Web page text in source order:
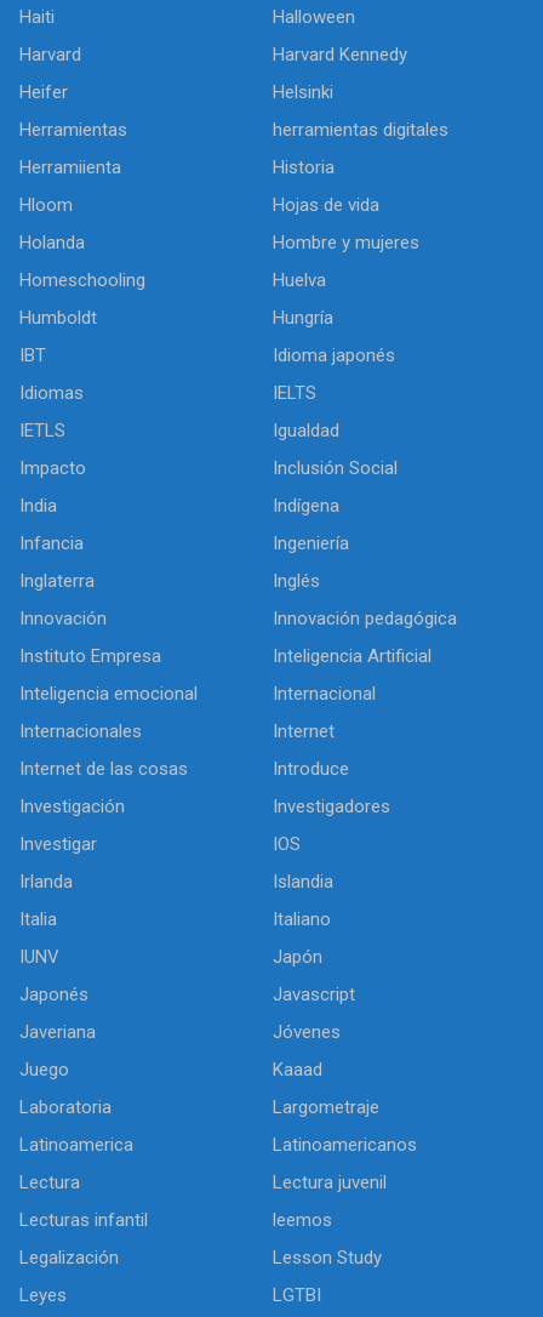
Haiti
Halloween
Harvard
Harvard Kennedy
Heifer
Helsinki
Herramientas
herramientas digitales
Herramiienta
Historia
Hloom
Hojas de vida
Holanda
Hombre y mujeres
Homeschooling
Huelva
Humboldt
Hungría
IBT
Idioma japonés
Idiomas
IELTS
IETLS
Igualdad
Impacto
Inclusión Social
India
Indígena
Infancia
Ingeniería
Inglaterra
Inglés
Innovación
Innovación pedagógica
Instituto Empresa
Inteligencia Artificial
Inteligencia emocional
Internacional
Internacionales
Internet
Internet de las cosas
Introduce
Investigación
Investigadores
Investigar
IOS
Irlanda
Islandia
Italia
Italiano
IUNV
Japón
Japonés
Javascript
Javeriana
Jóvenes
Juego
Kaaad
Laboratoria
Largometraje
Latinoamerica
Latinoamericanos
Lectura
Lectura juvenil
Lecturas infantil
leemos
Legalización
Lesson Study
Leyes
LGTBI